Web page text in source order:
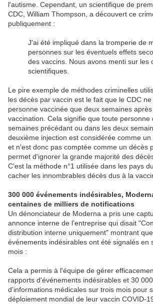
l'autisme. Cependant, un scientifique de
CDC, William Thompson, a découvert ce
publiquement :
J'ai été impliqué dans la tromperie de
personnes sur les éventuels effets
des vaccins. Nous avons menti sur les
scientifiques.
Le pire exemple de méthodes criminelles
les décès par vaccin est le fait que le CDC
personne vaccinée que deux semaines
vaccination. Cela signifie que toute personne
semaines précédant ou dans les deux
deuxième injection est considérée comme
et n'est donc pas comptée comme un décès
permet d'ignorer la grande majorité des
C'est la méthode n°1 utilisée dans les pays
cacher les innombrables décès dus à la
300 000 événements indésirables,
centaines de milliers de notifications
Un dénonciateur de Moderna a pris une
annonce interne de l'entreprise qui disait
distribution interne uniquement" montrant
événements indésirables ont été signalés en
mois :
Cela a permis à l'équipe de gérer
rapports d'événements indésirables et 30
d'informations médicales sur trois mois pour
déploiement mondial de leur vaccin COVID-